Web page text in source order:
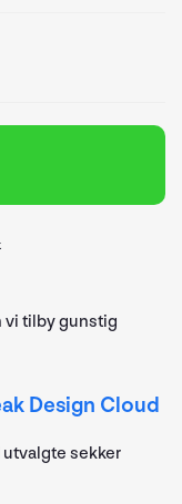
vi tilby gunstig
Design Cloud
sekker